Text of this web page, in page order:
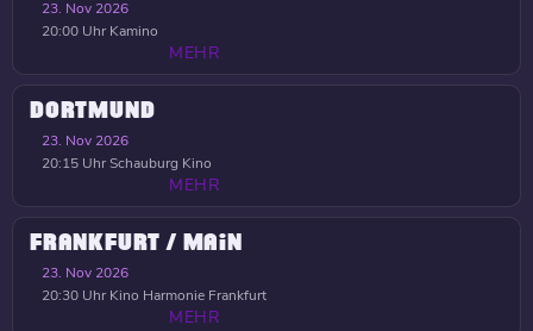
23. Nov 2026
20:00 Uhr Kamino
MEHR
DORTMUND
23. Nov 2026
20:15 UhrSchauburg Kino
MEHR
FRANKFURT / MAIN
23. Nov 2026
20:30 Uhr Kino Harmonie Frankfurt
MEHR